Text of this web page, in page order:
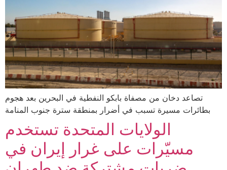
تصاعد دخان من مصفاة بابكو النفطية في البحرين بعد هجوم
بطائرات مسيرة تسبب في أضرار بمنطقة سترة جنوب المنامة
الولايات المتحدة تستخدم
مسيّرات على غرار إيران في